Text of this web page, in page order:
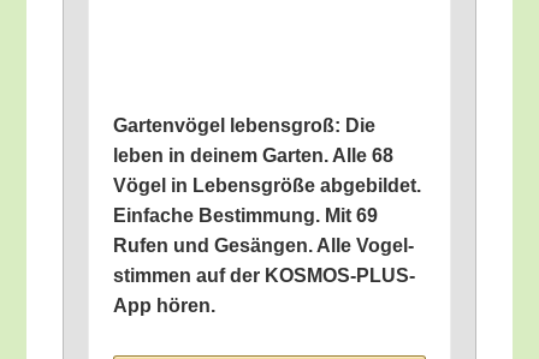
Gar­ten­vö­gel lebens­groß: Die
leben in dei­nem Gar­ten. Alle 68
Vögel in Lebens­grö­ße abge­bil­det.
Ein­fa­che Bestim­mung. Mit 69
Rufen und Gesän­gen. Alle Vogel­
stim­men auf der KOS­MOS-PLUS-
App hören.